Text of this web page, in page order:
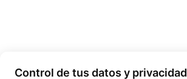
Control de tus datos y privacidad